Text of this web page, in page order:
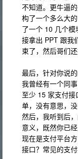
不知道。更牛逼
构了一个多么大
了一个 10 几个
接拿出 PPT 跟我
束了，然后哥们
最后，针对你说
我曾经有一个同
至少 15 家支付
单，没有意思，
然后，我听到后
意义，既然你已
现在是支付平台
接口？常见的支